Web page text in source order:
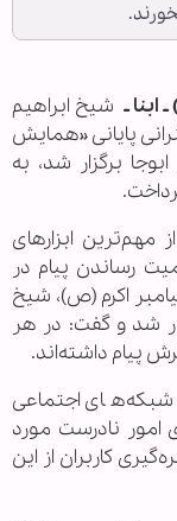
ـشیخ ابراهیم
پایانی «همایش
برگزار شد، به
مهم‌ترین ابزارهای
رساندن پیام در
اکرم (ص)، شیخ
شد و گفت: در هر
پیام داشته‌اند.
اجتماعی
امور نادرست مورد
کاربران از این